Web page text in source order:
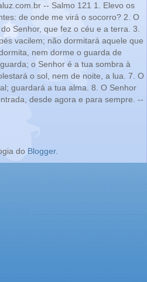
-- Salmo 121 1. Elevo os
de onde me virá o socorro? 2. O
Senhor, que fez o céu e a terra. 3.
vacilem; não dormitará aquele que
nem dorme o guarda de
o Senhor é a tua sombra à
o sol, nem de noite, a lua. 7. O
guardará a tua alma. 8. O Senhor
desde agora e para sempre. --
do Blogger.